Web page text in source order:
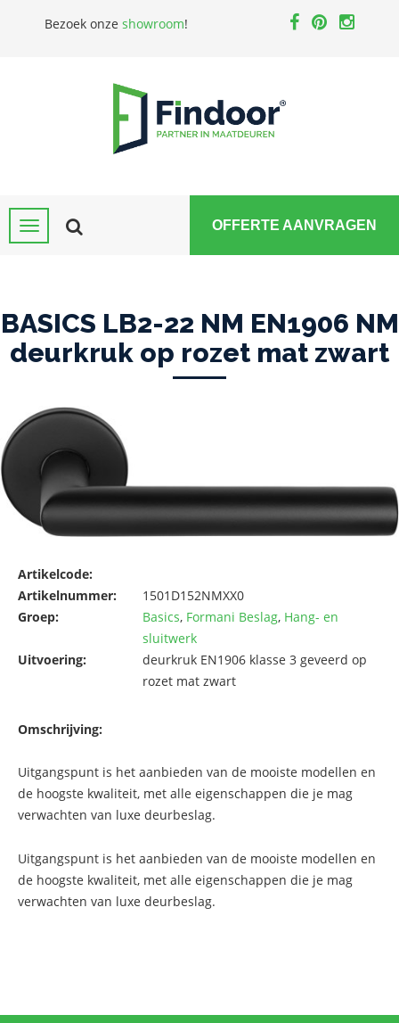
Bezoek onze showroom!
OFFERTE AANVRAGEN
BASICS LB2-22 NM EN1906 NM
deurkruk op rozet mat zwart
Artikelcode:
Artikelnummer:
1501D152NMXX0
Groep:
Basics, Formani Beslag, Hang- en
sluitwerk
Uitvoering:
deurkruk EN1906 klasse 3 geveerd op
rozet mat zwart
Omschrijving:
Uitgangspunt is het aanbieden van de mooiste modellen en
de hoogste kwaliteit, met alle eigenschappen die je mag
verwachten van luxe deurbeslag.
Uitgangspunt is het aanbieden van de mooiste modellen en
de hoogste kwaliteit, met alle eigenschappen die je mag
verwachten van luxe deurbeslag.